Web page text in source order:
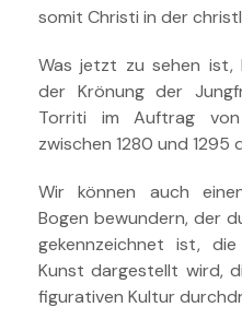
somit Christi in der
Was jetzt zu sehen ist,
der Krönung der
Torriti im Auftrag
zwischen 1280 und
Wir können auch
Bogen bewundern, der
gekennzeichnet ist,
Kunst dargestellt wird,
figurativen Kultur